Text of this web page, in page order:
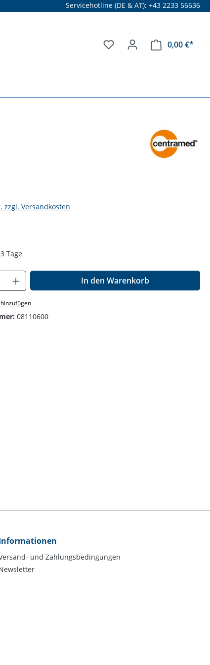
Servicehotline (DE & AT): +43 2233 56636
0,00 €*
zzgl. Versandkosten
Tage
Gib den gewünschten Wert
In den Warenkorb
08110600
und Zahlungsbedingungen